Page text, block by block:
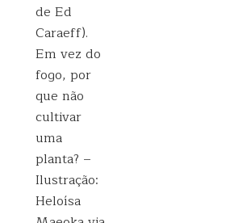
de Ed
Caraeff).
Em vez do
fogo, por
que não
cultivar
uma
planta? –
Ilustração:
Heloísa